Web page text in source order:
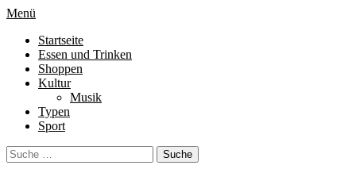
Menü
Startseite
Essen und Trinken
Shoppen
Kultur
Musik
Typen
Sport